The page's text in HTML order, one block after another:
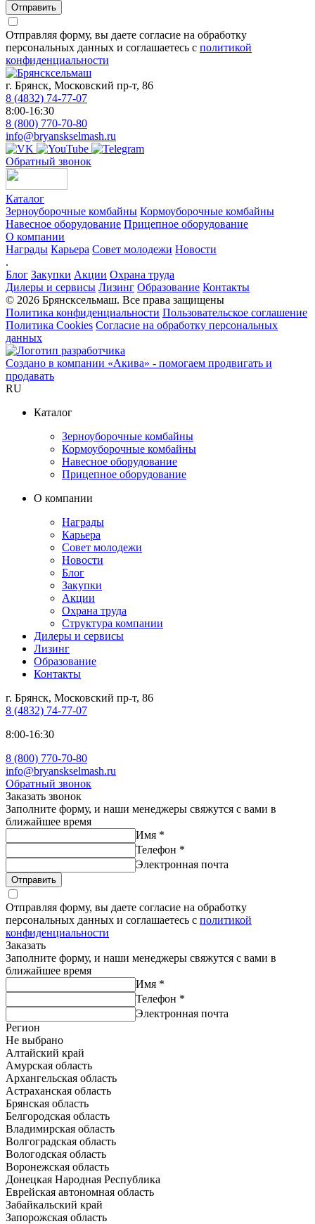
Отправить
Отправляя форму, вы даете согласие на обработку
персональных данных и соглашаетесь с политикой
конфиденциальности
г. Брянск, Московский пр-т, 86
8 (4832) 74-77-07
8:00-16:30
8 (800) 770-70-80
info@bryanskselmash.ru
Обратный звонок
Каталог
Зерноуборочные комбайны Кормоуборочные комбайны
Навесное оборудование Прицепное оборудование
О компании
Награды Карьера Совет молодежи Новости
.
Блог Закупки Акции Охрана труда
Дилеры и сервисы Лизинг Образование Контакты
© 2026 Брянсксельмаш. Все права защищены
Политика конфиденциальности Пользовательское соглашение
Политика Cookies Согласие на обработку персональных
данных
Создано в компании «Акива» - помогаем продвигать и
продавать
RU
Каталог
Зерноуборочные комбайны
Кормоуборочные комбайны
Навесное оборудование
Прицепное оборудование
О компании
Награды
Карьера
Совет молодежи
Новости
Блог
Закупки
Акции
Охрана труда
Структура компании
Дилеры и сервисы
Лизинг
Образование
Контакты
г. Брянск, Московский пр-т, 86
8 (4832) 74-77-07
8:00-16:30
8 (800) 770-70-80
info@bryanskselmash.ru
Обратный звонок
Заказать звонок
Заполните форму, и наши менеджеры свяжутся с вами в
ближайшее время
Имя *
Телефон *
Электронная почта
Отправить
Отправляя форму, вы даете согласие на обработку
персональных данных и соглашаетесь с политикой
конфиденциальности
Заказать
Заполните форму, и наши менеджеры свяжутся с вами в
ближайшее время
Имя *
Телефон *
Электронная почта
Регион
Не выбрано
Алтайский край
Амурская область
Архангельская область
Астраханская область
Брянская область
Белгородская область
Владимирская область
Волгоградская область
Вологодская область
Воронежская область
Донецкая Народная Республика
Еврейская автономная область
Забайкальский край
Запорожская область